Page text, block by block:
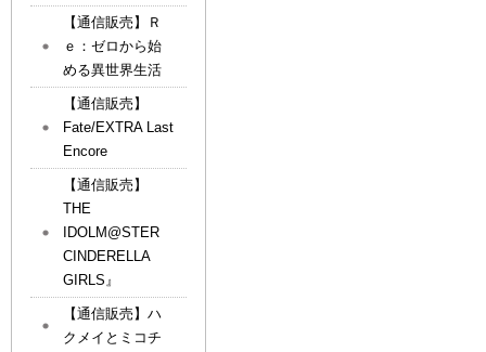
【通信販売】Ｒ
ｅ：ゼロから始
める異世界生活
【通信販売】
Fate/EXTRA Last
Encore
【通信販売】
THE
IDOLM@STER
CINDERELLA
GIRLS』
【通信販売】ハ
クメイとミコチ